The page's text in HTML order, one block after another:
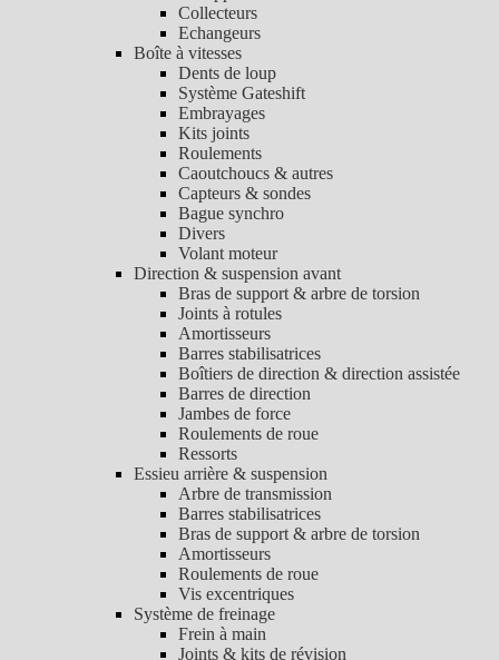
Collecteurs
Echangeurs
Boîte à vitesses
Dents de loup
Système Gateshift
Embrayages
Kits joints
Roulements
Caoutchoucs & autres
Capteurs & sondes
Bague synchro
Divers
Volant moteur
Direction & suspension avant
Bras de support & arbre de torsion
Joints à rotules
Amortisseurs
Barres stabilisatrices
Boîtiers de direction & direction assistée
Barres de direction
Jambes de force
Roulements de roue
Ressorts
Essieu arrière & suspension
Arbre de transmission
Barres stabilisatrices
Bras de support & arbre de torsion
Amortisseurs
Roulements de roue
Vis excentriques
Système de freinage
Frein à main
Joints & kits de révision